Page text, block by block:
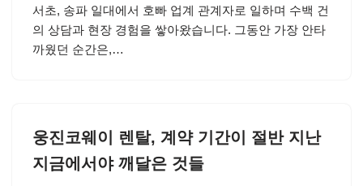
서초, 송파 일대에서 호빠 업계 관계자로 일하며 수백 건
의 상담과 현장 경험을 쌓아왔습니다. 그동안 가장 안타
까웠던 순간은,…
웅진코웨이 렌탈, 계약 기간이 절반 지난
지금에서야 깨달은 것들